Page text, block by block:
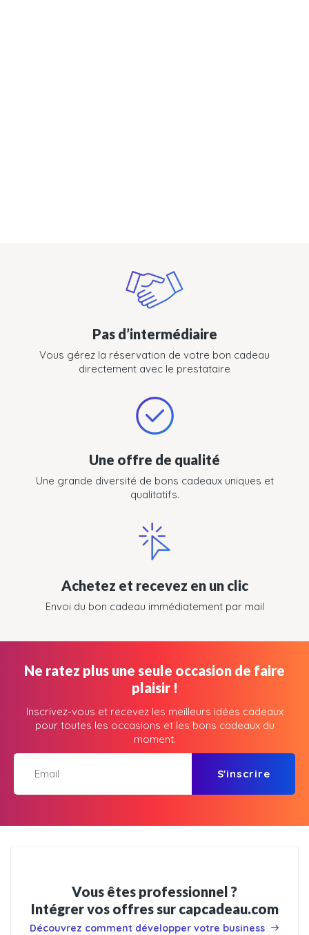
Pas d’intermédiaire
Vous gérez la réservation de votre bon cadeau
directement avec le prestataire
Une offre de qualité
Une grande diversité de bons cadeaux uniques et
qualitatifs.
Achetez et recevez en un clic
Envoi du bon cadeau immédiatement par mail
Ne ratez plus une seule occasion de faire
plaisir !
Inscrivez-vous et recevez les meilleurs idées cadeaux
pour toutes les occasions et les bons cadeaux du
moment.
S'inscrire
Vous êtes professionnel ?
Intégrer vos offres sur capcadeau.com
Découvrez comment développer votre business